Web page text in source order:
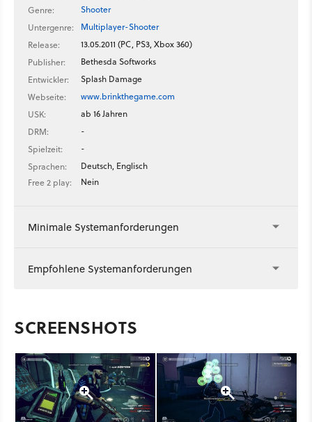
Genre:
Shooter
Untergenre:
Multiplayer-Shooter
Release:
13.05.2011 (PC, PS3, Xbox 360)
Publisher:
Bethesda Softworks
Entwickler:
Splash Damage
Webseite:
www.brinkthegame.com
USK:
ab 16 Jahren
DRM:
-
Spielzeit:
-
Sprachen:
Deutsch, Englisch
Free 2 play:
Nein
Minimale Systemanforderungen
Empfohlene Systemanforderungen
SCREENSHOTS